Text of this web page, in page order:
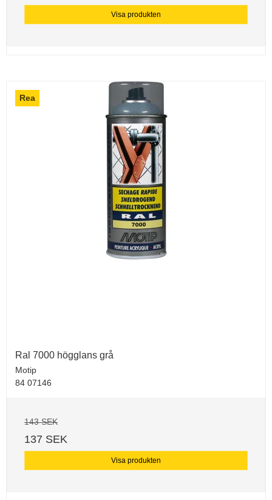
Visa produkten
Rea
Ral 7000 högglans grå
Motip
84 07146
143 SEK
137 SEK
Visa produkten